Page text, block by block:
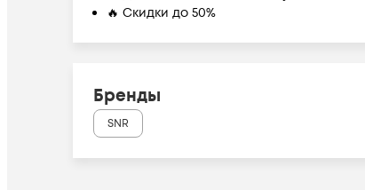
🔥 Скидки до 50%
Бренды
SNR